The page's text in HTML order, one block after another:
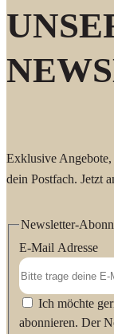
Exklusive
dein Postfach. Jetzt
Newsletter-
E-Mail Adresse
Ich möchte
abonnieren. Der